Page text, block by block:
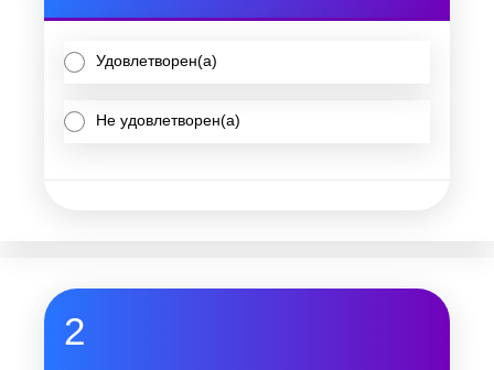
Удовлетворен(а)
Не удовлетворен(а)
2